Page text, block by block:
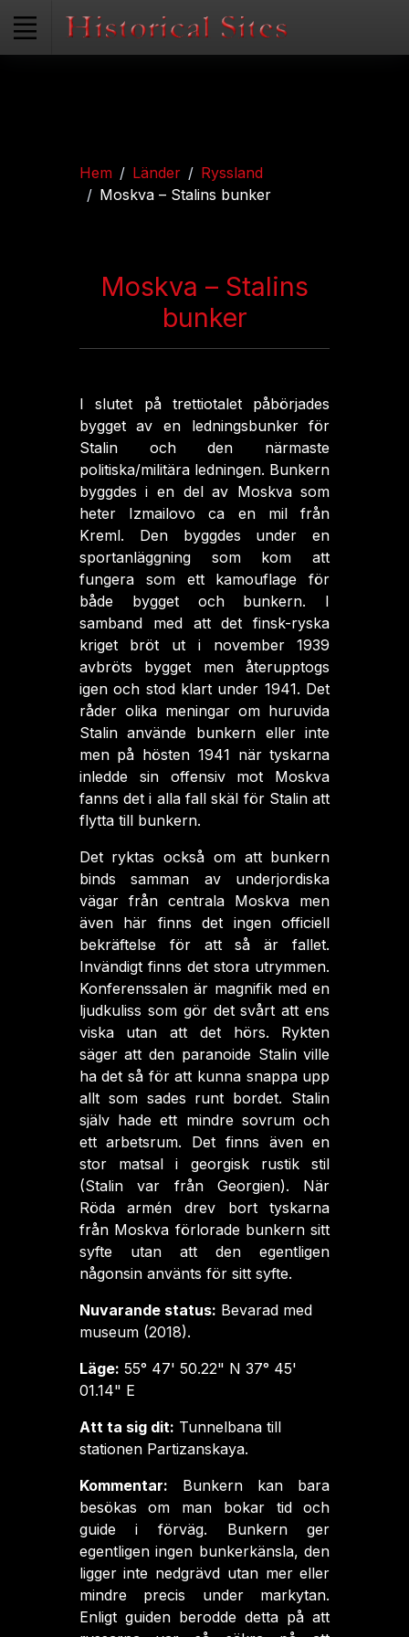
Hem Länder
Ryssland
Moskva – Stalins bunker
Moskva – Stalins
bunker
I slutet på trettiotalet påbörjades
bygget av en ledningsbunker för
Stalin och den närmaste
politiska/militära ledningen. Bunkern
byggdes i en del av Moskva som
heter Izmailovo ca en mil från
Kreml. Den byggdes under en
sportanläggning som kom att
fungera som ett kamouflage för
både bygget och bunkern. I
samband med att det finsk-ryska
kriget bröt ut i november 1939
avbröts bygget men återupptogs
igen och stod klart under 1941. Det
råder olika meningar om huruvida
Stalin använde bunkern eller inte
men på hösten 1941 när tyskarna
inledde sin offensiv mot Moskva
fanns det i alla fall skäl för Stalin att
flytta till bunkern.
Det ryktas också om att bunkern
binds samman av underjordiska
vägar från centrala Moskva men
även här finns det ingen officiell
bekräftelse för att så är fallet.
Invändigt finns det stora utrymmen.
Konferenssalen är magnifik med en
ljudkuliss som gör det svårt att ens
viska utan att det hörs. Rykten
säger att den paranoide Stalin ville
ha det så för att kunna snappa upp
allt som sades runt bordet. Stalin
själv hade ett mindre sovrum och
ett arbetsrum. Det finns även en
stor matsal i georgisk rustik stil
(Stalin var från Georgien). När
Röda armén drev bort tyskarna
från Moskva förlorade bunkern sitt
syfte utan att den egentligen
någonsin använts för sitt syfte.
Nuvarande status: Bevarad med
museum (2018).
Läge: 55° 47' 50.22" N 37° 45'
01.14" E
Att ta sig dit: Tunnelbana till
stationen Partizanskaya.
Kommentar:
Bunkern kan bara
besökas om man bokar tid och
guide i förväg. Bunkern ger
egentligen ingen bunkerkänsla, den
ligger inte nedgrävd utan mer eller
mindre precis under markytan.
Enligt guiden berodde detta på att